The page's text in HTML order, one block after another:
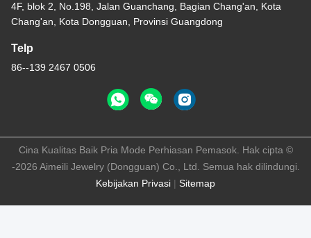
4F, blok 2, No.198, Jalan Guanchang, Bagian Chang'an, Kota
Chang'an, Kota Dongguan, Provinsi Guangdong
Telp
86--139 2467 0506
Kebijakan Privasi | Sitemap
Cina Kualitas Baik Pria Mode Perhiasan Pemasok. Hak cipta ©
-2026 Aimeili Jewelry (Dongguan) Co., Ltd. Semua hak dilindungi.